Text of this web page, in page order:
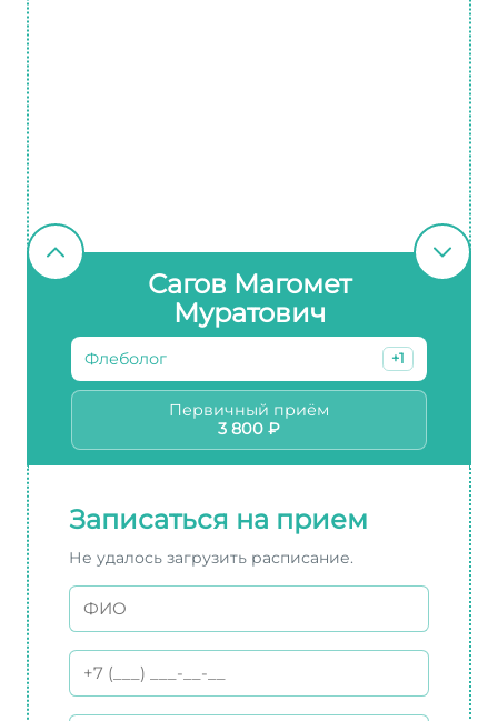
Сагов Магомет
Муратович
Флеболог +1
Первичный приём
3 800 ₽
Записаться на прием
Не удалось загрузить расписание.